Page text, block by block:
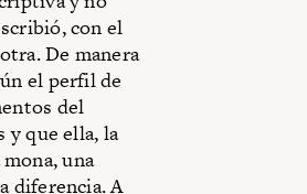
con el
De manera
el perfil de
del
y que ella, la
mona, una
diferencia. A